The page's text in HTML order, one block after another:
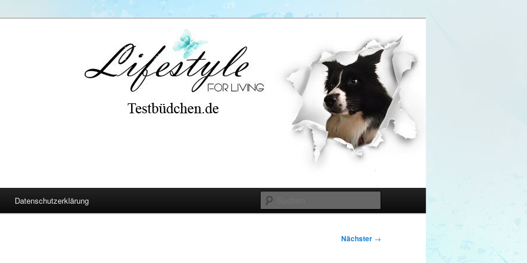
Datenschutzerklärung
Nächster →